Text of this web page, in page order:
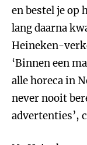
en bestel je op
lang daarna
Heineken-
‘Binnen een
alle horeca in
never nooit
advertenties’,